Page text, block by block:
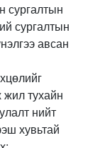
сургалтын
сургалтын
авсан
тухайн
нийт
хувьтай